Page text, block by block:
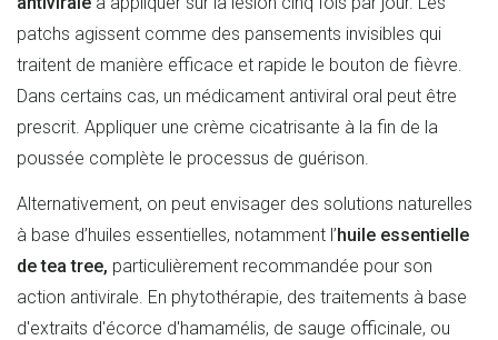
patchs agissent comme des pansements invisibles qui
traitent de manière efficace et rapide le bouton de fièvre.
Dans certains cas, un médicament antiviral oral peut être
prescrit. Appliquer une crème cicatrisante à la fin de la
poussée complète le processus de guérison.
Alternativement, on peut envisager des solutions naturelles
à base d’huiles essentielles, notamment l’huile essentielle
de tea tree, particulièrement recommandée pour son
action antivirale. En phytothérapie, des traitements à base
d'extraits d'écorce d'hamamélis, de sauge officinale, ou